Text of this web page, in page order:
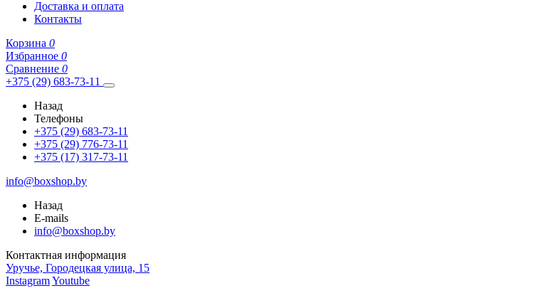
Доставка и оплата
Контакты
Корзина 0
Избранное 0
Сравнение 0
+375 (29) 683-73-11
Назад
Телефоны
+375 (29) 683-73-11
+375 (29) 776-73-11
+375 (17) 317-73-11
info@boxshop.by
Назад
E-mails
info@boxshop.by
Контактная информация
Уручье, Городецкая улица, 15
InstagramYoutube